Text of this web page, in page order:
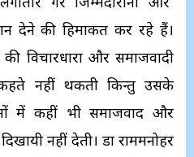
देने की हिमाकत कर रहे हैं।
विचारधारा और समाजवादी
कहते नहीं थकती किन्तु उसके
में कहीं भी समाजवाद और
नहीं देती। डा राममनोहर